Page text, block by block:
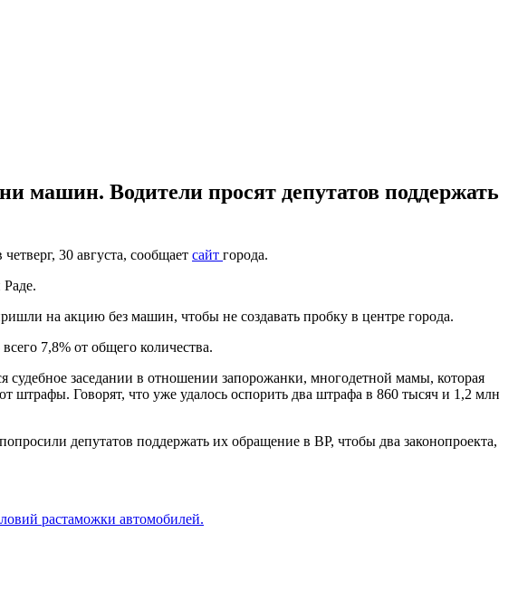
машин. Водители просят депутатов поддержать
30 августа, сообщает сайт города.
на акцию без машин, чтобы не создавать пробку в центре города.
7,8% от общего количества.
судебное заседании в отношении запорожанки, многодетной мамы, которая
Говорят, что уже удалось оспорить два штрафа в 860 тысяч и 1,2 млн
депутатов поддержать их обращение в ВР, чтобы два законопроекта,
растаможки автомобилей.